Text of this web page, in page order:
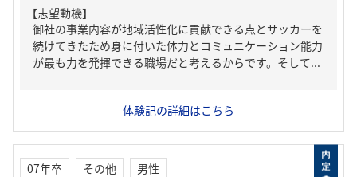
【志望動機】
御社の事業内容が地域活性化に貢献できる点とサッカーを
続けてきたため身に付いた体力とコミュニケーション能力
が最も力を発揮できる職場だと考えるからです。そして...
体験記の詳細はこちら
07年卒 その他
男性